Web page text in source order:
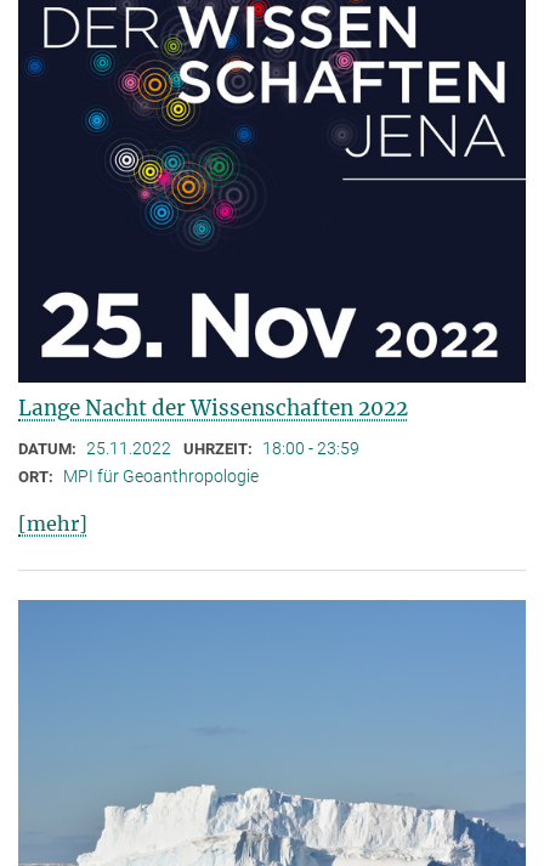
Lange Nacht der Wissenschaften 2022
DATUM: 25.11.2022 UHRZEIT: 18:00 - 23:59
ORT: MPI für Geoanthropologie
[mehr]